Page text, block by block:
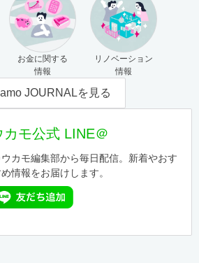
お金に関する
情報
リノベーション
情報
JOURNALを見る
カモ公式 LINE＠
ウカモ編集部から毎日配信。新着やおす
情報をお届けします。